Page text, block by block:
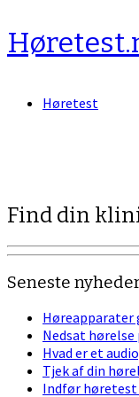
to
content
Høretest
Find din
Seneste
Høreapparater
Nedsat
Hvad er et
Tjek af din
Indfør høretest